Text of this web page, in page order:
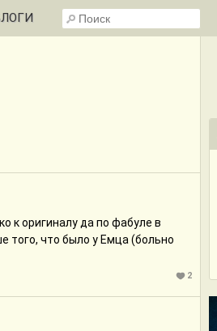
к оригиналу да по фабуле в
того, что было у Емца (больно
2